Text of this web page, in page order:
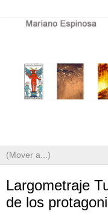
Largometraje
de los